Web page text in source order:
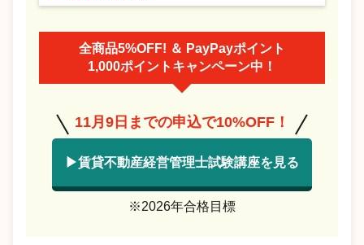
全商品5%OFF! ＆ PayPayポイント
1,000ポイントキャンペーン中！
11月9日までの申込で10%OFF！
▶賃貸不動産経営管理士試験講座を見る
※2026年合格目標